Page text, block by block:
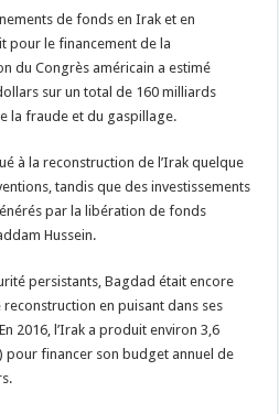
de fonds en Irak et en
pour le financement de la
du Congrès américain a estimé
sur un total de 160 milliards
la fraude et du gaspillage.
à la reconstruction de l’Irak quelque
tandis que des investissements
par la libération de fonds
Hussein.
persistants, Bagdad était encore
en puisant dans ses
2016, l’Irak a produit environ 3,6
financer son budget annuel de